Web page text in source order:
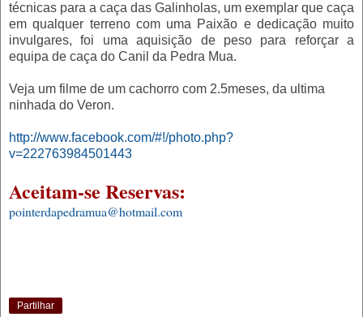
técnicas para a caça das Galinholas, um exemplar que caça
em qualquer terreno com uma Paixão e dedicação muito
invulgares, foi uma aquisição de peso para reforçar a
equipa de caça do Canil da Pedra Mua.
Veja um filme de um cachorro com 2.5meses, da ultima
ninhada do Veron.
http://www.facebook.com/#!/photo.php?
v=222763984501443
Aceitam-se Reservas:
pointerdapedramua@hotmail.com
Partilhar